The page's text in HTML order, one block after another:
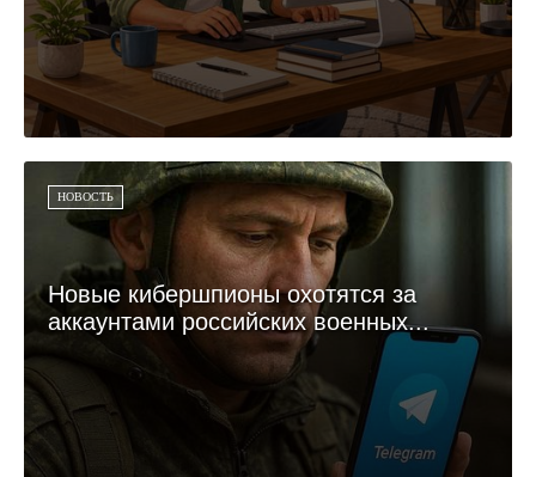
НОВОСТЬ
Новые кибершпионы охотятся за
аккаунтами российских военных...